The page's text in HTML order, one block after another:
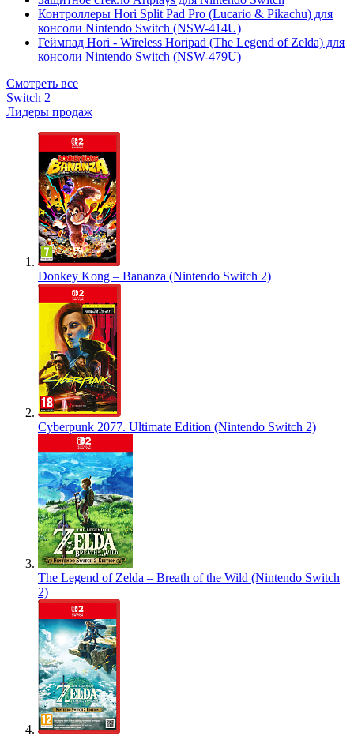
Контроллеры Hori Split Pad Pro (Lucario & Pikachu) для
консоли Nintendo Switch (NSW-414U)
Геймпад Hori - Wireless Horipad (The Legend of Zelda) для
консоли Nintendo Switch (NSW-479U)
Смотреть все
Switch 2
Лидеры продаж
Donkey Kong – Bananza (Nintendo Switch 2)
Cyberpunk 2077. Ultimate Edition (Nintendo Switch 2)
The Legend of Zelda – Breath of the Wild (Nintendo Switch
2)